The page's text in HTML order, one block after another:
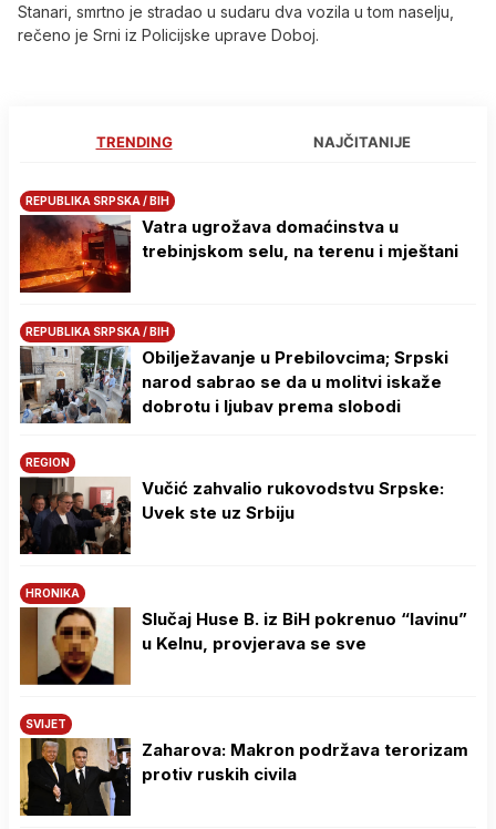
Stanari, smrtno je stradao u sudaru dva vozila u tom naselju,
rečeno je Srni iz Policijske uprave Doboj.
TRENDING NAJČITANIJE
REPUBLIKA SRPSKA / BIH
Vatra ugrožava domaćinstva u
trebinjskom selu, na terenu i mještani
REPUBLIKA SRPSKA / BIH
Obilježavanje u Prebilovcima; Srpski
narod sabrao se da u molitvi iskaže
dobrotu i ljubav prema slobodi
REGION
Vučić zahvalio rukovodstvu Srpske:
Uvek ste uz Srbiju
HRONIKA
Slučaj Huse B. iz BiH pokrenuo “lavinu”
u Kelnu, provjerava se sve
SVIJET
Zaharova: Makron podržava terorizam
protiv ruskih civila